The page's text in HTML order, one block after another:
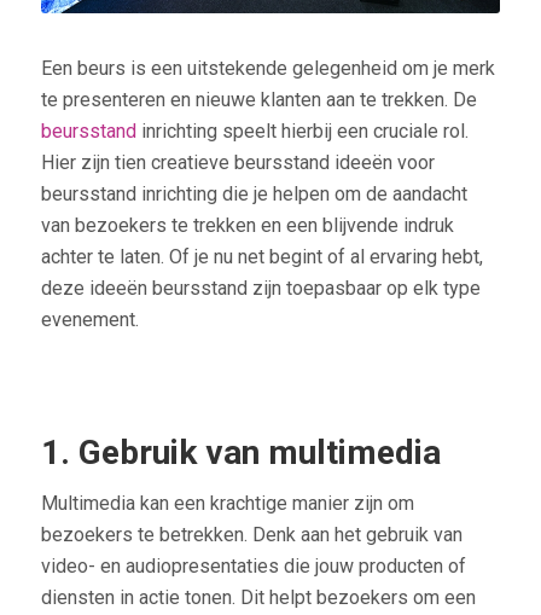
Een beurs is een uitstekende gelegenheid om je merk
te presenteren en nieuwe klanten aan te trekken. De
beursstand inrichting speelt hierbij een cruciale rol.
Hier zijn tien creatieve beursstand ideeën voor
beursstand inrichting die je helpen om de aandacht
van bezoekers te trekken en een blijvende indruk
achter te laten. Of je nu net begint of al ervaring hebt,
deze ideeën beursstand zijn toepasbaar op elk type
evenement.
1. Gebruik van multimedia
Multimedia kan een krachtige manier zijn om
bezoekers te betrekken. Denk aan het gebruik van
video- en audiopresentaties die jouw producten of
diensten in actie tonen. Dit helpt bezoekers om een